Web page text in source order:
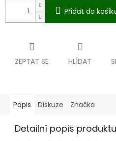
Přidat do
ZEPTAT SE HLÍDAT
Popis Diskuze Značka
Detailní popis produktu